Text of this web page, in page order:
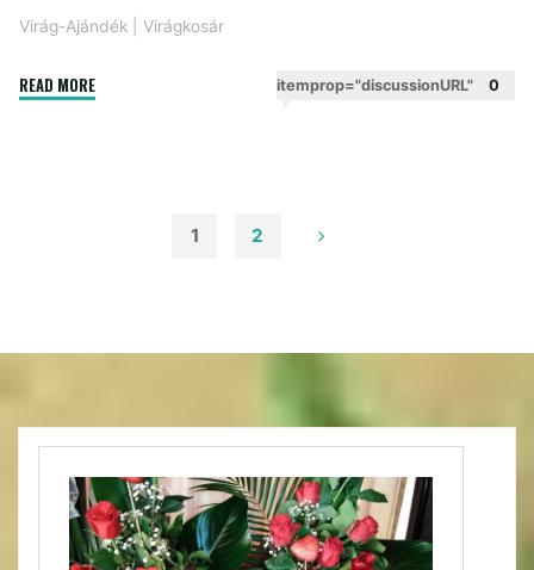
Virág-Ajándék Virágkosár
READ MORE"Virágkosár" itemprop="discussionURL" 0
navigáció
1 2